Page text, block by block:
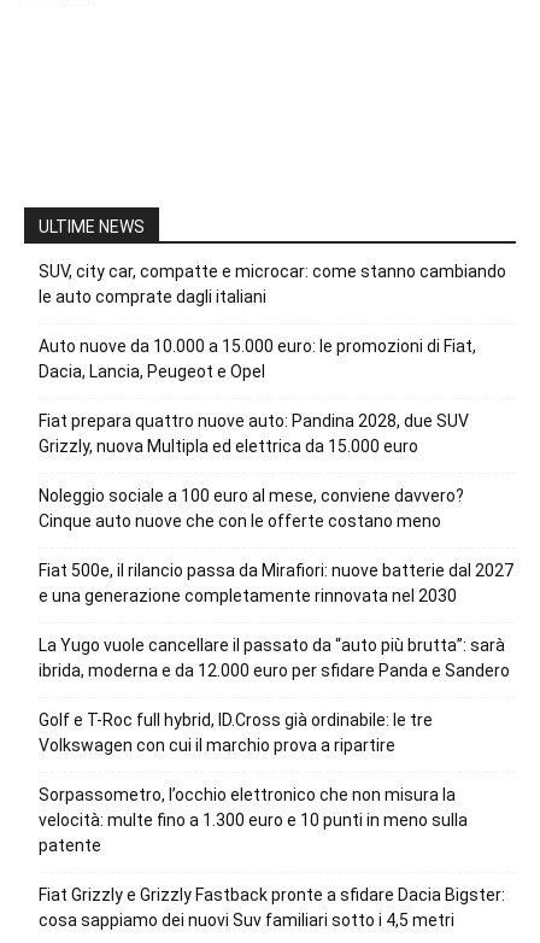
ULTIME NEWS
SUV, city car, compatte e microcar: come stanno cambiando
le auto comprate dagli italiani
Auto nuove da 10.000 a 15.000 euro: le promozioni di Fiat,
Dacia, Lancia, Peugeot e Opel
Fiat prepara quattro nuove auto: Pandina 2028, due SUV
Grizzly, nuova Multipla ed elettrica da 15.000 euro
Noleggio sociale a 100 euro al mese, conviene davvero?
Cinque auto nuove che con le offerte costano meno
Fiat 500e, il rilancio passa da Mirafiori: nuove batterie dal 2027
e una generazione completamente rinnovata nel 2030
La Yugo vuole cancellare il passato da “auto più brutta”: sarà
ibrida, moderna e da 12.000 euro per sfidare Panda e Sandero
Golf e T-Roc full hybrid, ID.Cross già ordinabile: le tre
Volkswagen con cui il marchio prova a ripartire
Sorpassometro, l’occhio elettronico che non misura la
velocità: multe fino a 1.300 euro e 10 punti in meno sulla
patente
Fiat Grizzly e Grizzly Fastback pronte a sfidare Dacia Bigster:
cosa sappiamo dei nuovi Suv familiari sotto i 4,5 metri